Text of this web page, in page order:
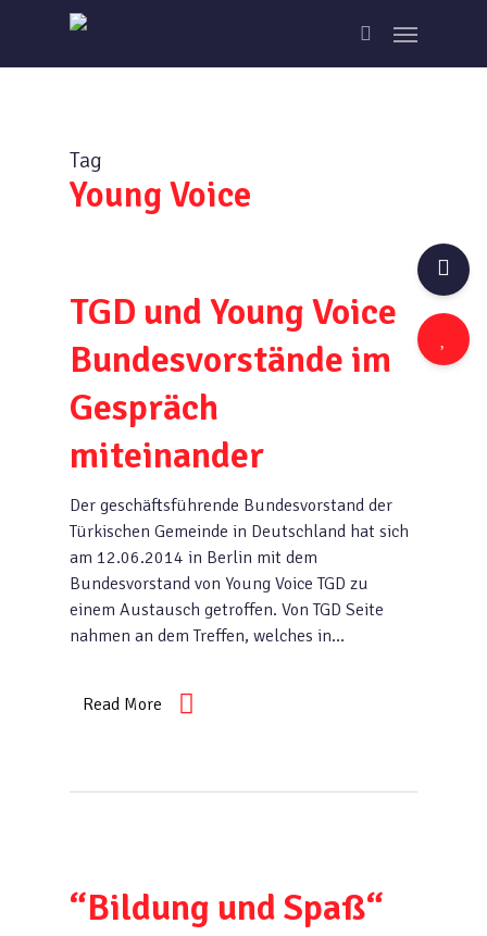
main
search
Menu
Tag
Young Voice
TGD und Young Voice
Bundesvorstände im
Gespräch
miteinander
Der geschäftsführende Bundesvorstand der
Türkischen Gemeinde in Deutschland hat sich
am 12.06.2014 in Berlin mit dem
Bundesvorstand von Young Voice TGD zu
einem Austausch getroffen. Von TGD Seite
nahmen an dem Treffen, welches in…
Read More
“Bildung und Spaß“